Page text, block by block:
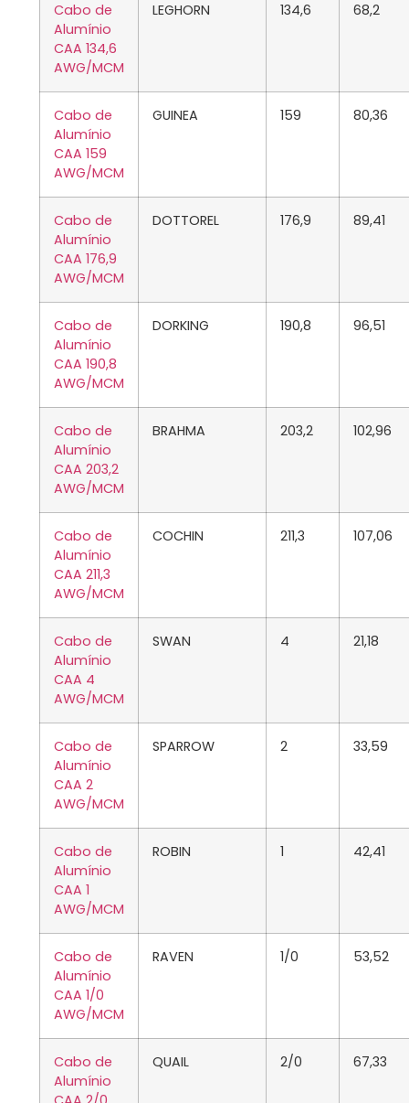
Cabo de
Alumínio
CAA 134,6
AWG/MCM
LEGHORN 134,6 68,2
Cabo de
Alumínio
CAA 159
AWG/MCM
GUINEA 159 80,36
Cabo de
Alumínio
CAA 176,9
AWG/MCM
DOTTOREL 176,9 89,41
Cabo de
Alumínio
CAA 190,8
AWG/MCM
DORKING 190,8 96,51
Cabo de
Alumínio
CAA 203,2
AWG/MCM
BRAHMA 203,2 102,96
Cabo de
Alumínio
CAA 211,3
AWG/MCM
COCHIN 211,3 107,06
Cabo de
Alumínio
CAA 4
AWG/MCM
SWAN 4 21,18
Cabo de
Alumínio
CAA 2
AWG/MCM
SPARROW 2 33,59
Cabo de
Alumínio
CAA 1
AWG/MCM
ROBIN 1 42,41
Cabo de
Alumínio
CAA 1/0
AWG/MCM
RAVEN 1/0 53,52
Cabo de
Alumínio
QUAIL 2/0 67,33